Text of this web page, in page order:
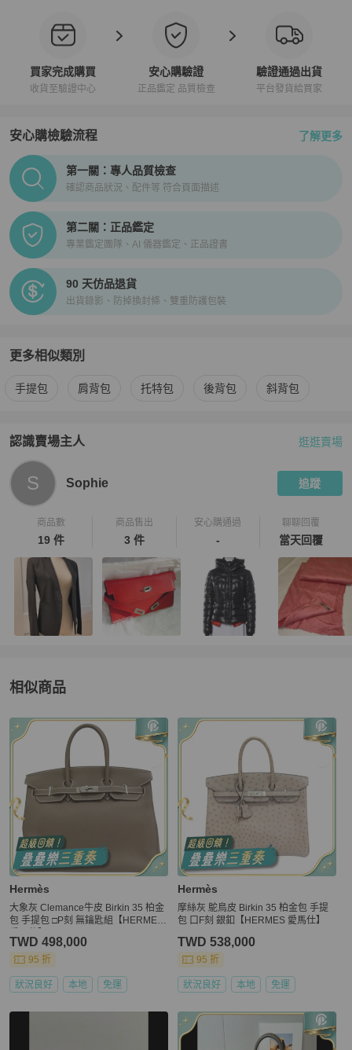
買家完成購買
收貨至驗證中心
安心購驗證
正品鑑定 品質檢查
驗證通過出貨
平台發貨給買家
安心購檢驗流程 了解更多
PopChill拍拍圈正品驗證、安心購檢驗流程介紹
第一關：專人品質檢查
確認商品狀況、配件等 符合頁面描述
第二關：正品鑑定
專業鑑定團隊、AI 儀器鑑定、正品證書
90 天仿品退貨
出貨錄影、防掉換封條、雙重防護包裝
更多相似類別
更多Hermès 女包相似商品推薦
手提包 肩背包 托特包 後背包 斜背包
認識賣場主人
PopChill 拍拍圈嚴選賣家
逛逛賣場
S Sophie 追蹤
商品數
19 件
商品售出
3 件
安心購通過
-
聊聊回覆
當天回覆
相似商品
更多相似Hermès女包推薦精品
Hermès
大象灰 Clemance牛皮 Birkin 35 柏金
包 手提包 □P刻 無鑰匙組【HERMES
TWD 498,000
95 折
狀況良好 本地 免運
Hermès
摩絲灰 鴕鳥皮 Birkin 35 柏金包 手提
包 口F刻 銀釦【HERMES 愛馬仕】
TWD 538,000
95 折
狀況良好 本地 免運